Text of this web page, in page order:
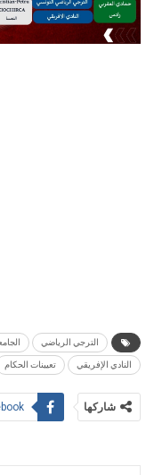
الترجي الرياضي
النادي الإفريقي تعيينات الحكام
شاركها